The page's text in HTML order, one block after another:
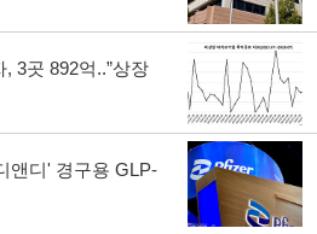
3곳 892억..”상장
앤디' 경구용 GLP-